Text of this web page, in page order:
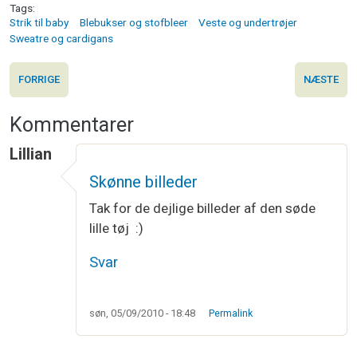
Tags
Strik til baby
Blebukser og stofbleer
Veste og undertrøjer
Sweatre og cardigans
FORRIGE NÆSTE
Kommentarer
Lillian
Skønne billeder
Tak for de dejlige billeder af den søde
lille tøj :)
Svar
søn, 05/09/2010 - 18:48 Permalink